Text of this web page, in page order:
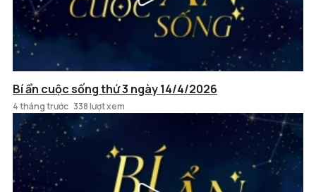
Bí ẩn cuộc sống thứ 3 ngày 14/4/2026
4 tháng trước 338 lượt xem